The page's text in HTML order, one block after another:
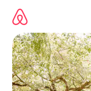
directement
contenu